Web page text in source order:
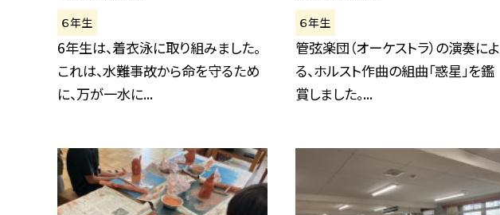
６年生
6年生は、着衣泳に取り組みました。
これは、水難事故から命を守るため
に、万が一水に...
６年生
管弦楽団（オーケストラ）の演奏によ
る、ホルスト作曲の組曲「惑星」を鑑
賞しました。...